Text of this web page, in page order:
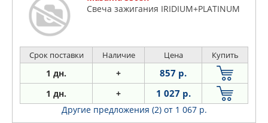
Свеча зажигания IRIDIUM+PLATINUM
Срок поставки Наличие Цена Купить
1 дн. + 857 р.
1 дн. + 1 027 р.
Другие предложения (2) от 1 067 р.